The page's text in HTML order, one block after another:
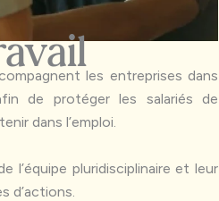
les entreprises dans
de protéger les salariés de
dans l’emploi.
l’équipe pluridisciplinaire et leur
d’actions.